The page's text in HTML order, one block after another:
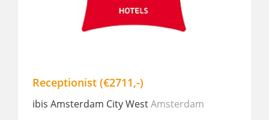
Receptionist (€2711,-)
ibis Amsterdam City WestAmsterdam